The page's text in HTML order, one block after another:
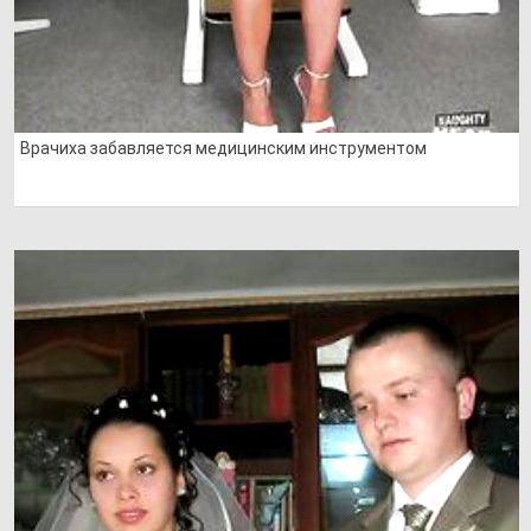
Врачиха забавляется медицинским инструментом